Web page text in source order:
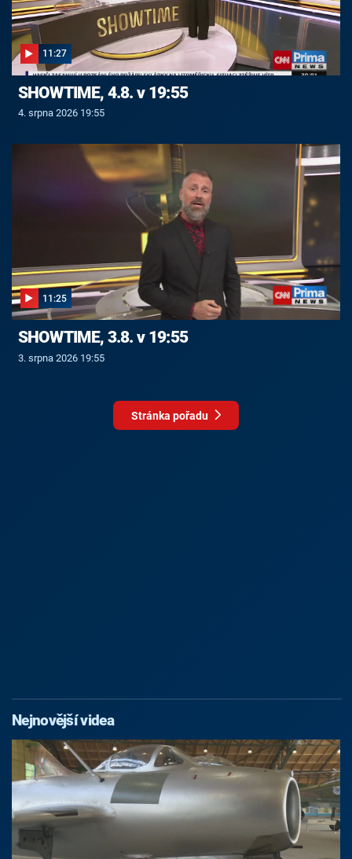
11:27
SHOWTIME, 4.8. v 19:55
4. srpna 2026 19:55
11:25
SHOWTIME, 3.8. v 19:55
3. srpna 2026 19:55
Stránka pořadu
Nejnovější videa